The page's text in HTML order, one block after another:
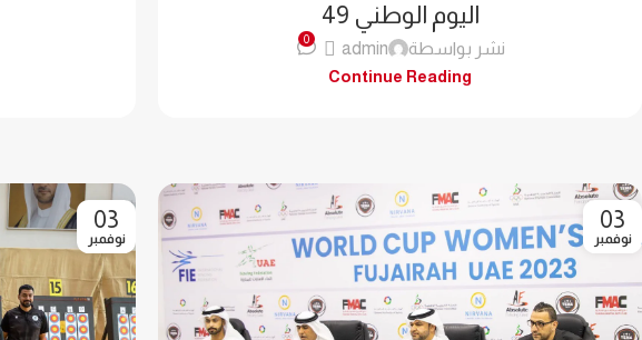
اليوم الوطني 49
نشر بواسطة admin
0
Continue Reading
03
نوفمبر
03
نوفمبر